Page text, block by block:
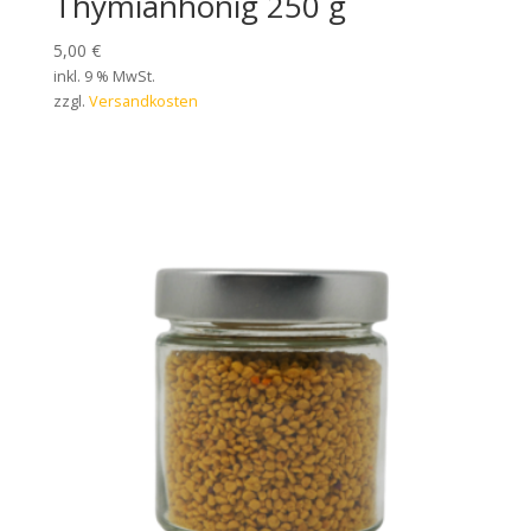
5,00 €
inkl. 9 % MwSt.
zzgl. Versandkosten